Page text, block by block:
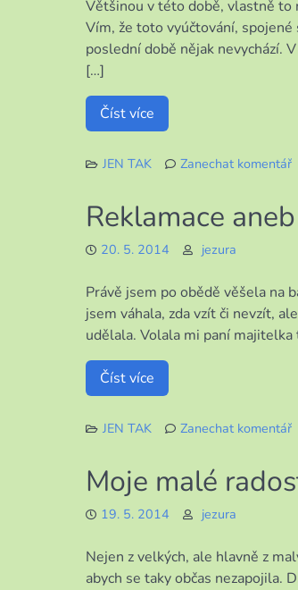
Většinou v této době, vlastně to
Vím, že toto vyúčtování,
poslední době nějak nevychází.
[…]
Číst více
JEN TAK
Zanechat komentář
a
Reklamace
20. 5. 2014 jezura
Právě jsem po obědě věšela na
jsem váhala, zda vzít či nevzít,
udělala. Volala mi paní
Číst více
JEN TAK
Zanechat komentář
Moje malé
19. 5. 2014 jezura
Nejen z velkých, ale hlavně z
abych se taky občas nezapojila.